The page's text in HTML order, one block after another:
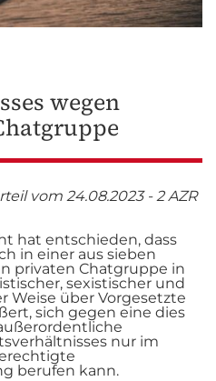
wegen
vom 24.08.2023 - 2 AZR
hat entschieden, dass
in einer aus sieben
privaten Chatgruppe in
sexistischer und
Weise über Vorgesetzte
sich gegen eine dies
nur im
berufen kann.